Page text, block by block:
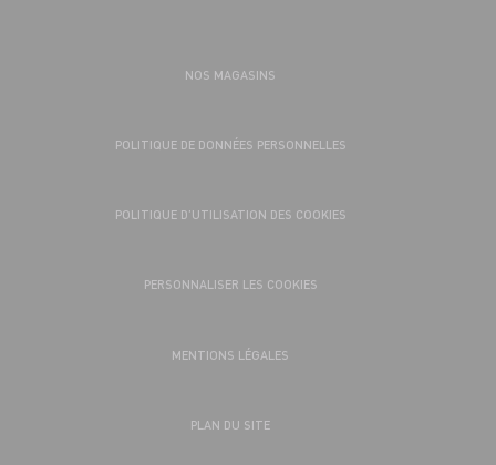
NOS MAGASINS
POLITIQUE DE DONNÉES PERSONNELLES
POLITIQUE D’UTILISATION DES COOKIES
PERSONNALISER LES COOKIES
MENTIONS LÉGALES
PLAN DU SITE